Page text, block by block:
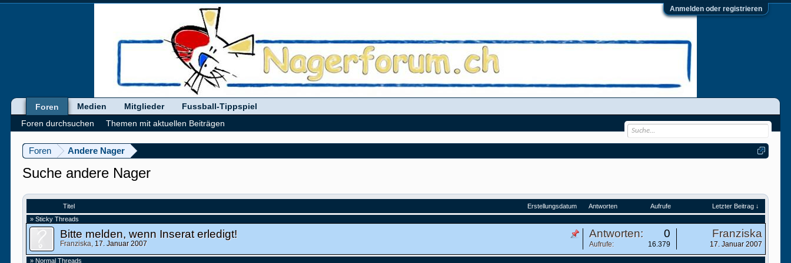
Anmelden oder registrieren
Foren Andere Nager
Suche andere Nager
Titel Erstellungsdatum Antworten Aufrufe
Letzter Beitrag ↓
» Sticky Threads
Bitte melden, wenn Inserat erledigt!
Franziska, 17. Januar 2007
Antworten: 0
Aufrufe: 16.379
Franziska
17. Januar 2007
» Normal Threads
Foren
Foren durchsuchen
Themen mit aktuellen Beiträgen
Medien Mitglieder Fussball-Tippspiel